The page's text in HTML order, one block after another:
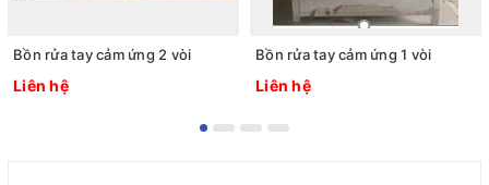
Bồn rửa tay cảm ứng 2 vòi
Liên hệ
Bồn rửa tay cảm ứng 1 vòi
Liên hệ